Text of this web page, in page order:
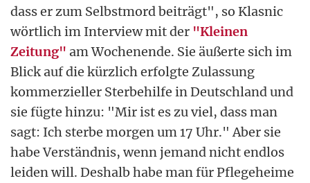
dass er zum Selbstmord beiträgt", so Klasnic
wörtlich im Interview mit der "Kleinen
Zeitung" am Wochenende. Sie äußerte sich im
Blick auf die kürzlich erfolgte Zulassung
kommerzieller Sterbehilfe in Deutschland und
sie fügte hinzu: "Mir ist es zu viel, dass man
sagt: Ich sterbe morgen um 17 Uhr." Aber sie
habe Verständnis, wenn jemand nicht endlos
leiden will. Deshalb habe man für Pflegeheime